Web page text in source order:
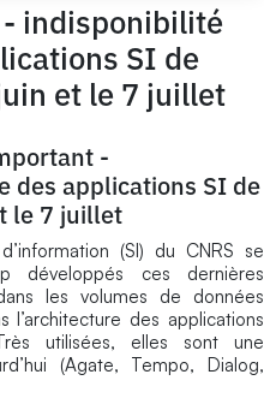
indisponibilité
SI de
et le 7 juillet
-
des applications SI de
le 7 juillet
(SI) du CNRS se
développés ces dernières
les volumes de données
l’architecture des applications
utilisées, elles sont une
(Agate, Tempo, Dialog,